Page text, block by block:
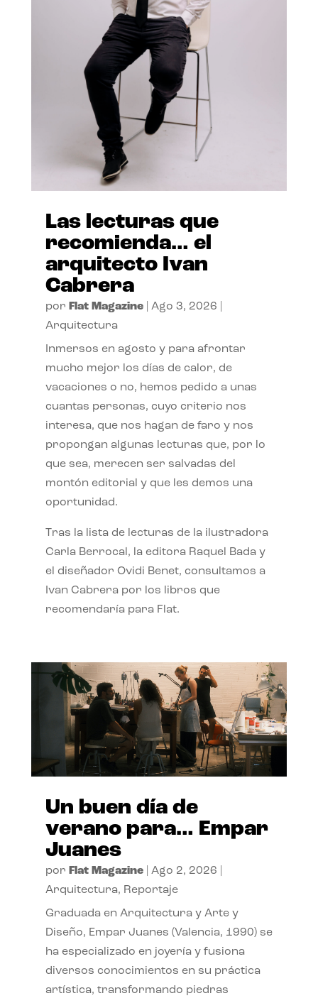
Las lecturas que
recomienda… el
arquitecto Ivan
Cabrera
por Flat Magazine| Ago 3, 2026
Arquitectura
Inmersos en agosto y para afrontar
mucho mejor los días de calor, de
vacaciones o no, hemos pedido a unas
cuantas personas, cuyo criterio nos
interesa, que nos hagan de faro y nos
propongan algunas lecturas que, por lo
que sea, merecen ser salvadas del
montón editorial y que les demos una
oportunidad.
Tras la lista de lecturas de la ilustradora
Carla Berrocal, la editora Raquel Bada y
el diseñador Ovidi Benet, consultamos a
Ivan Cabrera por los libros que
recomendaría para Flat.
Un buen día de
verano para… Empar
Juanes
por Flat Magazine| Ago 2, 2026
Arquitectura, Reportaje
Graduada en Arquitectura y Arte y
Diseño, Empar Juanes (Valencia, 1990) se
ha especializado en joyería y fusiona
diversos conocimientos en su práctica
artística, transformando piedras